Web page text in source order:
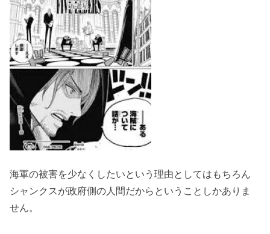
海軍の被害を少なくしたいという理由としてはもちろん
シャンクスが政府側の人間だからということしかありま
せん。